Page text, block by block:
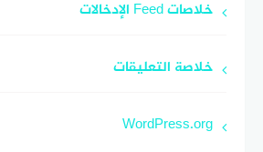
خلاصات Feed الإدخالات
خلاصة التعليقات
WordPress.org